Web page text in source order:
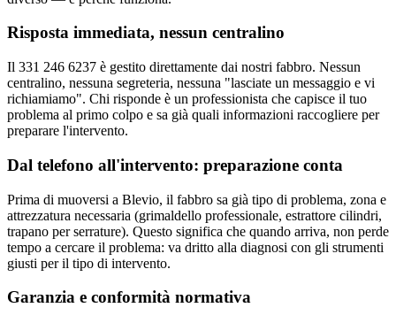
Risposta immediata, nessun centralino
Il 331 246 6237 è gestito direttamente dai nostri fabbro. Nessun
centralino, nessuna segreteria, nessuna "lasciate un messaggio e vi
richiamiamo". Chi risponde è un professionista che capisce il tuo
problema al primo colpo e sa già quali informazioni raccogliere per
preparare l'intervento.
Dal telefono all'intervento: preparazione conta
Prima di muoversi a Blevio, il fabbro sa già tipo di problema, zona e
attrezzatura necessaria (grimaldello professionale, estrattore cilindri,
trapano per serrature). Questo significa che quando arriva, non perde
tempo a cercare il problema: va dritto alla diagnosi con gli strumenti
giusti per il tipo di intervento.
Garanzia e conformità normativa